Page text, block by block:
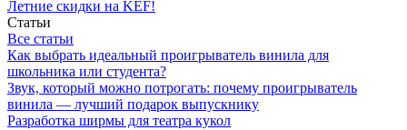
Летние скидки на KEF!
Статьи
Все статьи
Как выбрать идеальный проигрыватель винила для
школьника или студента?
Звук, который можно потрогать: почему проигрыватель
винила — лучший подарок выпускнику
Разработка ширмы для театра кукол